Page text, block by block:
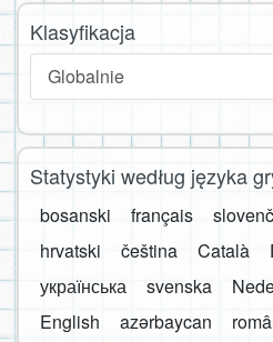
Klasyfikacja
Globalnie
Statystyki według języka
bosanski français
hrvatski
čeština Català
українська
svenska
English
azərbaycan